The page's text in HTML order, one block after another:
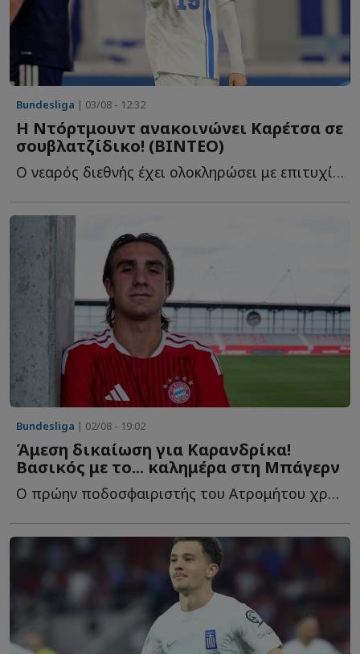
Bundesliga | 03/08 - 12:32
Η Ντόρτμουντ ανακοινώνει Καρέτσα σε
σουβλατζίδικο! (ΒΙΝΤΕΟ)
Ο νεαρός διεθνής έχει ολοκληρώσει με επιτυχία τις ιατρικές ε...
Bundesliga | 02/08 - 19:02
Άμεση δικαίωση για Καρανδρίκα!
Βασικός με το... καλημέρα στη Μπάγερν
Ο πρώην ποδοσφαιριστής του Ατρομήτου χρειάστηκε μόλις μ...